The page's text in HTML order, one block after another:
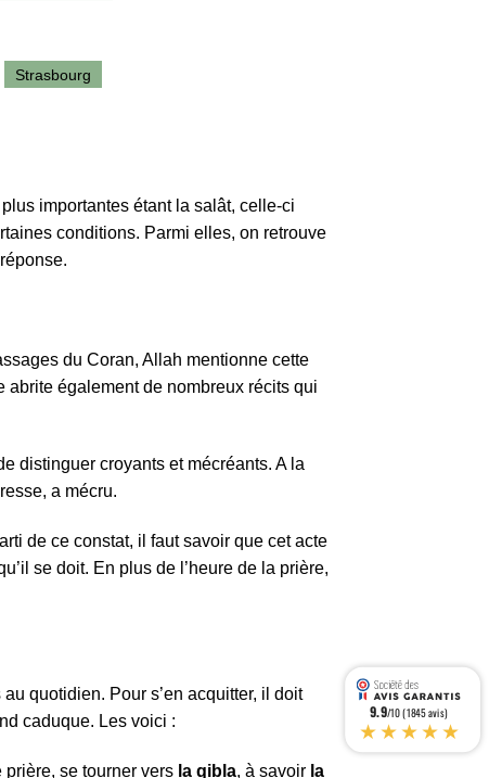
Strasbourg
importantes étant la salât, celle-ci
conditions. Parmi elles, on retrouve
du Coran, Allah mentionne cette
abrite également de nombreux récits qui
distinguer croyants et mécréants. A la
a mécru.
de ce constat, il faut savoir que cet acte
se doit. En plus de l’heure de la prière,
quotidien. Pour s’en acquitter, il doit
caduque. Les voici :
prière, se tourner vers la qibla, à savoir la
9.9/10 (1845 avis)
★★★★★